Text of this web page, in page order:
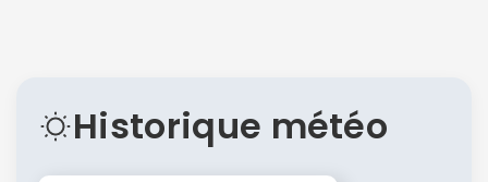
Historique météo